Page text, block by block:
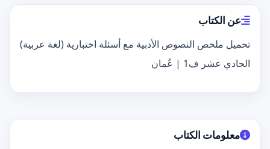
عن الكتاب
تحميل ملخص النصوص الأدبية مع أسئلة اختبارية (لغة عربية)
الحادي عشر ف1 | عُمان
معلومات الكتاب